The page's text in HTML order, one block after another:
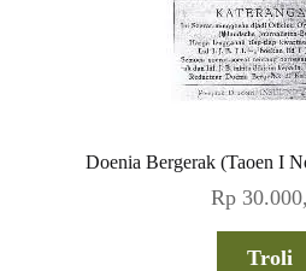
Doenia Bergerak (Taoen I
Rp
Troli